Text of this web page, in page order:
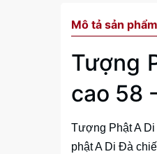
Mô tả sản phẩm
Tượng
cao 58
Tượng Phật A Di
phật A Di Đà